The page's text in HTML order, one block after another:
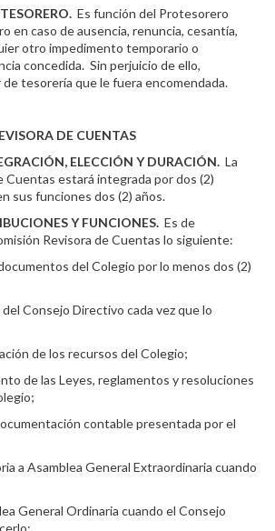
Es función del Protesorero
en caso de ausencia, renuncia, cesantía,
otro impedimento temporario o
concedida. Sin perjuicio de ello,
de tesorería que le fuera encomendada.
DE CUENTAS
ELECCIÓN Y DURACIÓN. La
Cuentas estará integrada por dos (2)
sus funciones dos (2) años.
Y FUNCIONES. Es de
Revisora de Cuentas lo siguiente:
del Colegio por lo menos dos (2)
Consejo Directivo cada vez que lo
de los recursos del Colegio;
de las Leyes, reglamentos y resoluciones
contable presentada por el
a Asamblea General Extraordinaria cuando
General Ordinaria cuando el Consejo